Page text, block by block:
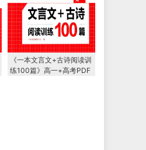
《一本文言文+古诗阅读训
练100篇》高一+高考PDF